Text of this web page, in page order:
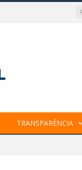
TRANSPARÊNCIA